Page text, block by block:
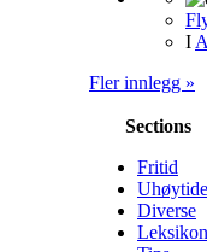
I
Fler innlegg »
Sections
Fritid
Diverse
Leksikon